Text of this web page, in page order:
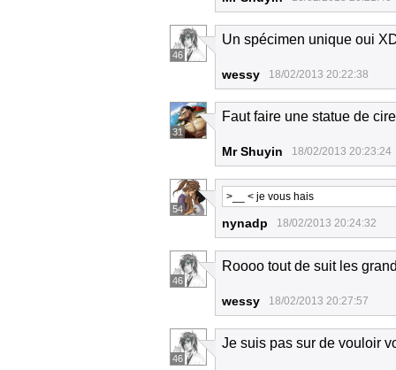
46
Un spécimen unique oui
wessy 18/02/2013 20:22:38
31
Faut faire une statue de
Mr Shuyin 18/02/2013 20:23:24
54
>__ < je vous hais
nynadp 18/02/2013 20:24:32
46
Roooo tout de suit les
wessy 18/02/2013 20:27:57
46
Je suis pas sur de vouloir